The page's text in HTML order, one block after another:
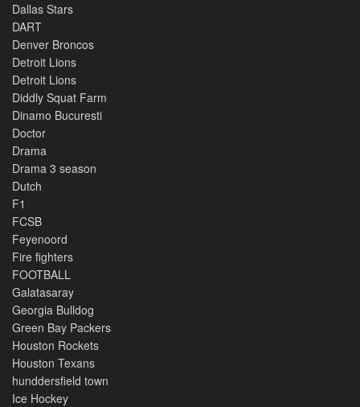
Dallas Stars
DART
Denver Broncos
Detroit Lions
Detroit Lions
Diddly Squat Farm
Dinamo Bucuresti
Doctor
Drama
Drama 3 season
Dutch
F1
FCSB
Feyenoord
Fire fighters
FOOTBALL
Galatasaray
Georgia Bulldog
Green Bay Packers
Houston Rockets
Houston Texans
hunddersfield town
Ice Hockey